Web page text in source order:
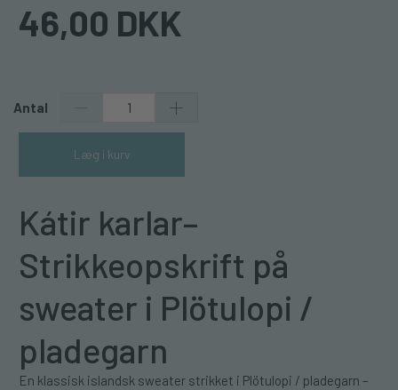
46,00 DKK
Antal
Læg i kurv
Kátir karlar–
Strikkeopskrift på
sweater i Plötulopi /
pladegarn
En klassisk islandsk sweater strikket i Plötulopi / pladegarn –